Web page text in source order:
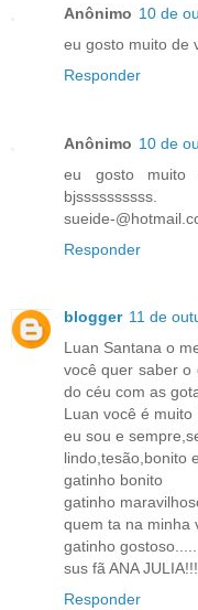
Anônimo 10 de
eu gosto muito de
Responder
Anônimo 10 de
eu gosto
bjssssssssss.
sueide-
Responder
blogger 11 de
Luan Santana o
você quer saber o
do céu com as
Luan você é
eu sou e
lindo,tesão,bonito
gatinho bonito
gatinho
quem ta na minha
gatinho
sus fã ANA JULIA!!!
Responder